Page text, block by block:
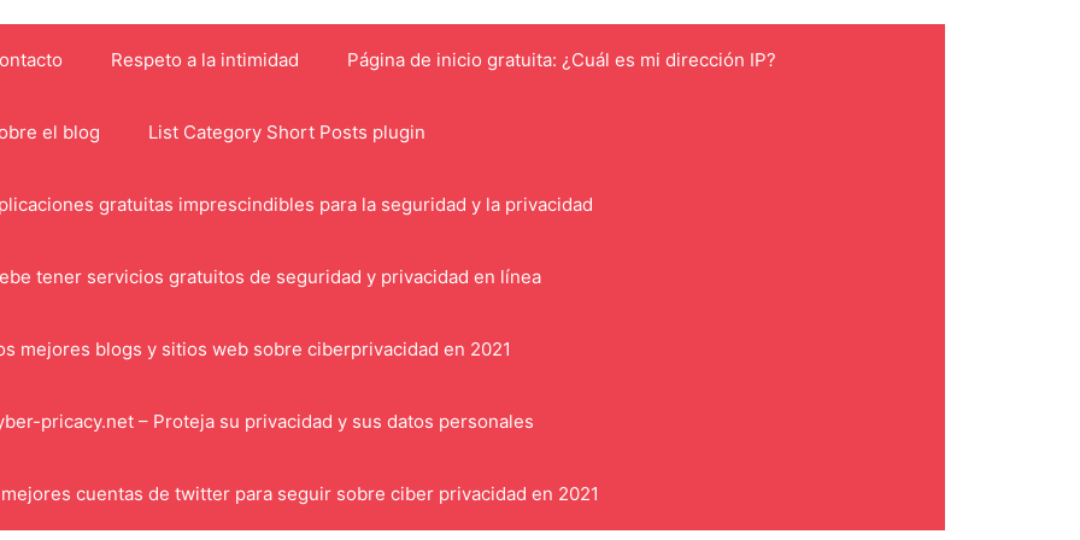
Respeto a la intimidad Página de inicio gratuita: ¿Cuál es mi dirección IP?
el blog List Category Short Posts plugin
gratuitas imprescindibles para la seguridad y la privacidad
tener servicios gratuitos de seguridad y privacidad en línea
mejores blogs y sitios web sobre ciberprivacidad en 2021
pricacy.net – Proteja su privacidad y sus datos personales
cuentas de twitter para seguir sobre ciber privacidad en 2021